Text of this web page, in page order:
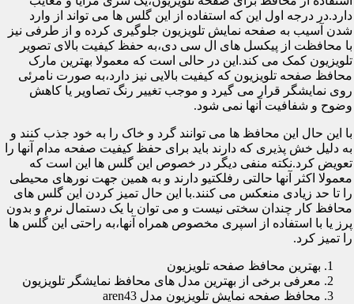
دارد.در درجه اول این که استفاده از این گلس ها می تواند از وارد
شدن آسیب به صفحه نمایش تلویزیون جلوگیری کرده و از طرفی نیز
با محافظت از پیکسل های ال سی دی،به حفظ کیفیت بالای تصویر
تلویزیون کمک می کند.این در حالی است که معمولا بهترین مارک
محافظ صفحه تلویزیون که کیفیت بالایی نیز دارد،به صورت نامرئی
روی نمایشگر قرار می گیرد و موجب تغییر رنگ تصاویر یا کاهش
وضوح و شفافیت آنها نمی شود.
با این حال این محافظ ها می توانند گرد و خاک را به خود جذب کنند و
به دلیل خش پذیری که دارند باید برای حفظ کیفیت صفحه مدام آنها را
تعویض کرد.نکته منفی دیگر در خصوص این گلس ها این است که
معمولا اکثر آنها حالتی رفلکتیو دارند و به همین جهت نورهای محیطی
را تا حد زیادی منعکس می کنند.با این حال تمیز کردن این گلس های
محافظ کار چندان سختی نیست و می توان با یک دستمال نرم و بدون
پرز یا با استفاده از اسپری مخصوص همراه آنها،به راحتی این گلس ها
را تمیز کرد.
بهترین محافظ صفحه تلویزیون
معرفی برخی از بهترین مدل های محافظ نمایشگر تلویزیون
محافظ صفحه نمایش تلویزیون مدل aren43